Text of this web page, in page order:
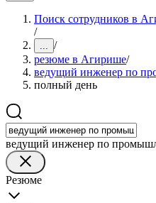
Поиск сотрудников в
/
... /
резюме в Агирише/
ведущий инженер по
полный день
ведущий инженер по
Резюме